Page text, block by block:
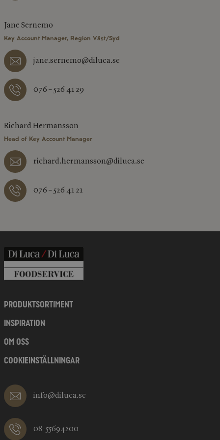
Jane Sernemo
Key Account Manager, Region Väst/Syd
jane.sernemo@diluca.se
076 – 526 41 29
Richard Hermansson
Head of Key Account Manager
richard.hermansson@diluca.se
076 – 526 41 21
PRODUKTSORTIMENT
INSPIRATION
OM OSS
COOKIEINSTÄLLNINGAR
info@diluca.se
08-55694200